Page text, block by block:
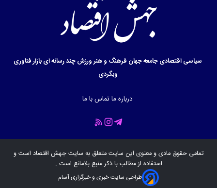
سیاسیاقتصادیجامعهجهان فرهنگ و هنرورزشچند رسانه ایبازارفناوری
وبگردی
درباره ماتماس با ما
تمامی حقوق مادی و معنوی این سایت متعلق به سایتجهش اقتصاد است و
استفاده از مطالب با ذکر منبع بلامانع است .
طراحی سایت خبری و خبرگزاری آسام